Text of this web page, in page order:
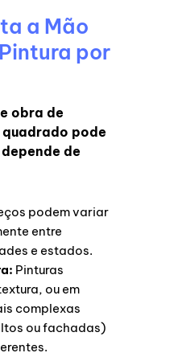
a Mão
por
obra de
pode
de
podem variar
entre
e estados.
Pinturas
ou em
complexas
ou fachadas)